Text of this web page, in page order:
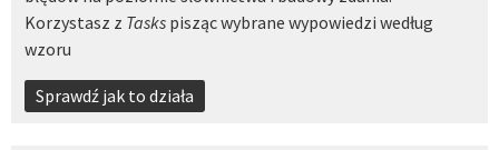
Korzystasz z Tasks piszącwybrane wypowiedzi według
wzoru
Sprawdź jak to działa